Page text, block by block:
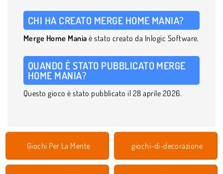
CHI HA CREATO MERGE HOME MANIA?
Merge Home Mania è stato creato da Inlogic Software.
QUANDO È STATO PUBBLICATO MERGE
HOME MANIA?
Questo gioco è stato pubblicato il 28 aprile 2026.
Giochi Per La Mente giochi-di-decorazione